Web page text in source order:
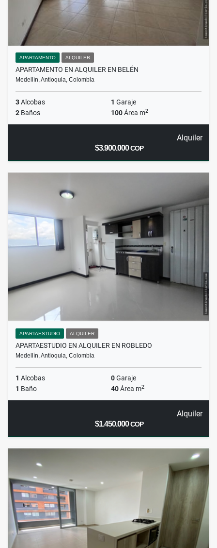
APARTAMENTO ALQUILER
APARTAMENTO EN ALQUILER EN BELÉN
Medellín, Antioquia, Colombia
3Alcobas 1 Garaje
2 Baños 100Área m2
Alquiler
$3.900.000COP
APARTAESTUDIO ALQUILER
APARTAESTUDIO EN ALQUILER EN ROBLEDO
Medellín, Antioquia, Colombia
1 Alcobas 0Garaje
1 Baño 40Área m2
Alquiler
$1.450.000COP